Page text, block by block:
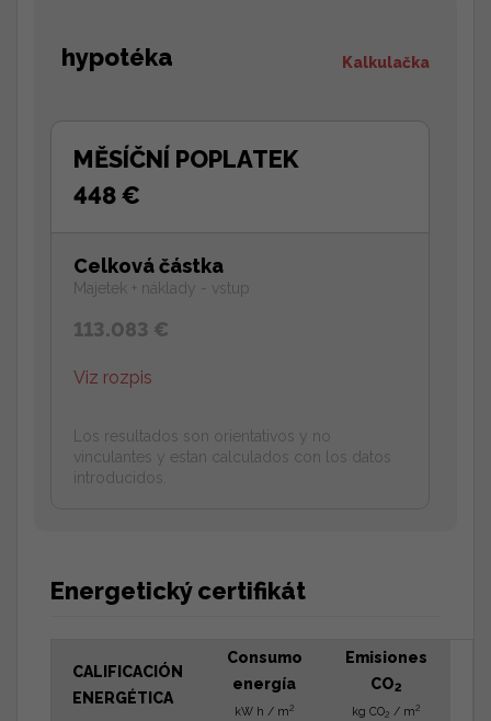
hypotéka Kalkulačka
MĚSÍČNÍ POPLATEK
448 €
Celková částka
Majetek + náklady - vstup
113.083 €
Viz rozpis
Los resultados son orientativos y no
vinculantes y estan calculados con los datos
introducidos.
Energetický certifikát
CALIFICACIÓN
ENERGÉTICA
Consumo
energía
kW h / m2
Emisiones
CO2
kg CO2 / m2